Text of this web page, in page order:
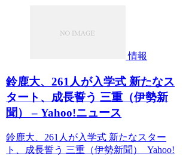
情報
鈴鹿大、261人が入学式 新たなス
タート、成長誓う 三重（伊勢新
聞） – Yahoo!ニュース
鈴鹿大、261人が入学式 新たなスター
ト、成長誓う 三重（伊勢新聞） Yahoo!